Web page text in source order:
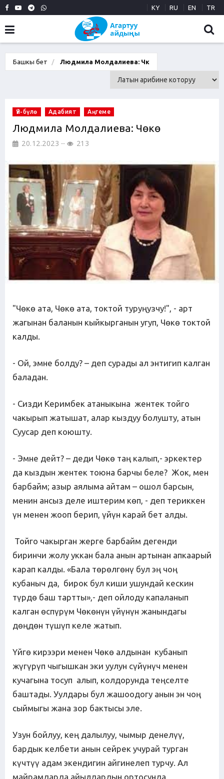
KY RU EN TR
Башкы бет Людмила Молдалиева: Чөкө
Үй-бүлө Адабият Аңгеме
Людмила Молдалиева: Чөкө
20.12.2023 213
"Чөкө ата, Чөкө ата, токтой туруңузчу!", - арт
жагынан баланын кыйкырганын угуп, Чөкө токтой
калды.
- Ой, эмне болду? – деп сурады ал энтигип калган
баладан.
- Сизди Керимбек атаныкына жентек тойго
чакырып жатышат, алар кыздуу болушту, атын
Суусар деп коюшту.
- Эмне дейт? – деди Чөкө таң калып,- эркектер
да кыздын жентек тоюна барчы беле? Жок, мен
барбайм; азыр аялыма айтам – ошол барсын,
менин ансыз деле иштерим көп, - деп териккен
үн менен жооп берип, үйүн карай бет алды.
Тойго чакырган жерге барбайм дегенди
биринчи жолу уккан бала анын артынан апкаарый
карап калды. «Бала төрөлгөнү бул эң чоң
кубаныч да, бирок бул киши ушундай кескин
түрдө баш тартты»,- деп ойлоду капаланып
калган өспүрүм Чөкөнүн үйүнүн жанындагы
дөңдөн түшүп келе жатып.
Үйгө кирээри менен Чөкө алдынан кубанып
жүгүрүп чыгышкан эки уулун сүйүнүч менен
кучагына тосуп алып, колдорунда теңселте
баштады. Уулдары бул жашоодогу анын эн чоң
сыймыгы жана зор бактысы эле.
Узун бойлуу, кең далылуу, чымыр денелүү,
бардык келбети анын сейрек учурай турган
күчтүү адам экендигин айгинелеп турчу. Ал
майрамдарда айылдардын ортосунда